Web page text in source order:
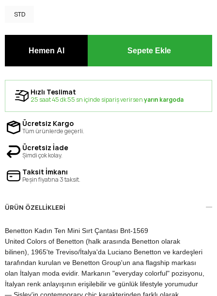
STD
Hızlı Teslimat
25 saat 45 dk 55 sn içinde sipariş verirsenyarın kargoda
Ücretsiz Kargo
Tüm ürünlerde geçerli.
Ücretsiz İade
Şimdi çok kolay.
Taksit İmkanı
Peşin fiyatına 3 taksit.
ÜRÜN ÖZELLIKLERI
Benetton Kadın Ten Mini Sırt Çantası Bnt-1569
United Colors of Benetton (halk arasında Benetton olarak
bilinen), 1965'te Treviso/İtalya'da Luciano Benetton ve kardeşleri
tarafından kurulan ve Benetton Group'un ana flagship markası
olan İtalyan moda evidir. Markanın "everyday colorful" pozisyonu,
İtalyan renk anlayışının erişilebilir ve günlük lifestyle yorumudur